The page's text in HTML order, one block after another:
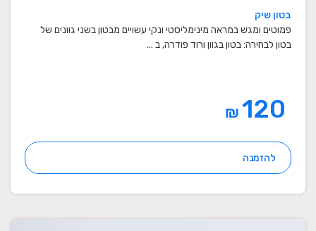
בטון שיק
פמוטים ומגש במראה מינימליסטי ונקי עשויים מבטון בשני גוונים של
בטון לבחירה: בטון בגוון ורוד פודרה, ב ...
₪
להזמנה